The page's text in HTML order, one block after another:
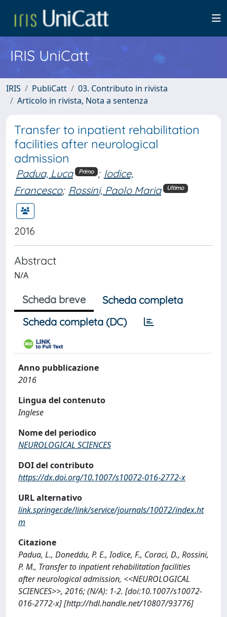
IRIS UniCatt
IRIS PubliCatt
03. Contributo in rivista
Articolo in rivista, Nota a sentenza
Transfer to inpatient rehabilitation
facilities after neurological
admission
Padua, Luca Primo ; Iodice,
Francesco; Rossini, Paolo Maria Ultimo
2016
Abstract
N/A
Scheda breve
Scheda completa
Scheda completa (DC)
Anno pubblicazione
2016
Lingua del contenuto
Inglese
Nome del periodico
NEUROLOGICAL SCIENCES
DOI del contributo
https://dx.doi.org/10.1007/s10072-016-2772-x
URL alternativo
link.springer.de/link/service/journals/10072/index.ht
m
Citazione
Padua, L., Doneddu, P. E., Iodice, F., Coraci, D., Rossini,
P. M., Transfer to inpatient rehabilitation facilities
after neurological admission, <<NEUROLOGICAL
SCIENCES>>, 2016; (N/A): 1-2. [doi:10.1007/s10072-
016-2772-x] [http://hdl.handle.net/10807/93776]